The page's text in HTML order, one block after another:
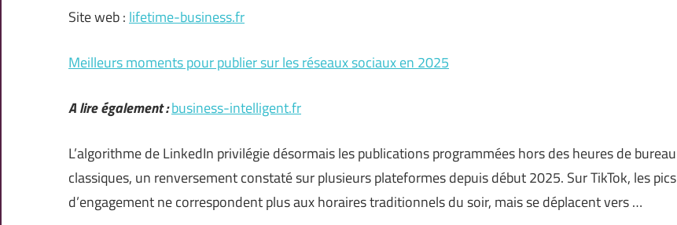
Site web : lifetime-business.fr
Meilleurs moments pour publier sur les réseaux sociaux en 2025
A lire également :business-intelligent.fr
L’algorithme de LinkedIn privilégie désormais les publications programmées hors des heures de bureau
classiques, un renversement constaté sur plusieurs plateformes depuis début 2025. Sur TikTok, les pics
d’engagement ne correspondent plus aux horaires traditionnels du soir, mais se déplacent vers …